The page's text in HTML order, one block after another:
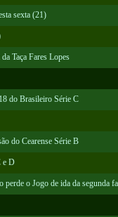
sexta (21)
Taça Fares Lopes
do Brasileiro Série C
do Cearense Série B
e D
o Jogo de ida da segunda